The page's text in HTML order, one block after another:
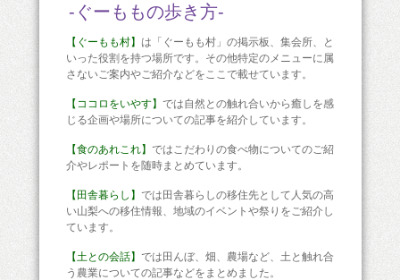
-ぐーももの歩き方-
【ぐーもも村】 は「ぐーもも村」の掲示板、集会所、と
いった役割を持つ場所です。その他特定のメニューに属
さないご案内やご紹介などをここで載せています。
【ココロをいやす】 では自然との触れ合いから癒しを感
じる企画や場所についての記事を紹介しています。
【食のあれこれ】 ではこだわりの食べ物についてのご紹
介やレポートを随時まとめています。
【田舎暮らし】 では田舎暮らしの移住先として人気の高
い山梨への移住情報、地域のイベントや祭りをご紹介し
ています。
【土との会話】 では田んぼ、畑、農場など、土と触れ合
う農業についての記事などをまとめました。